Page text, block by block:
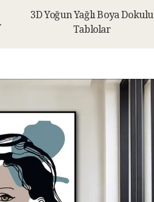
3D Yoğun Yağlı Boya Dokulu
Tablolar